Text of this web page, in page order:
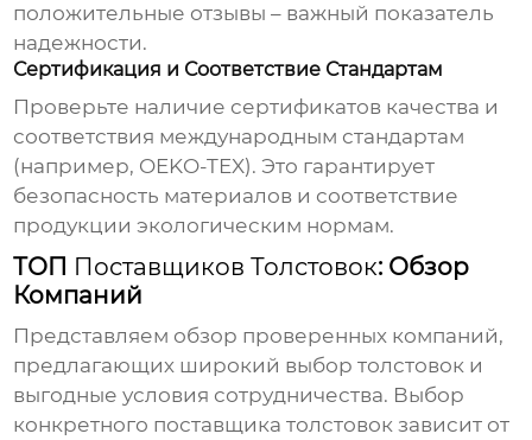
положительные отзывы – важный показатель
надежности.
Сертификация и Соответствие Стандартам
Проверьте наличие сертификатов качества и
соответствия международным стандартам
(например, OEKO-TEX). Это гарантирует
безопасность материалов и соответствие
продукции экологическим нормам.
ТОП Поставщиков Толстовок: Обзор
Компаний
Представляем обзор проверенных компаний,
предлагающих широкий выбор толстовок и
выгодные условия сотрудничества. Выбор
конкретного поставщика толстовок зависит от